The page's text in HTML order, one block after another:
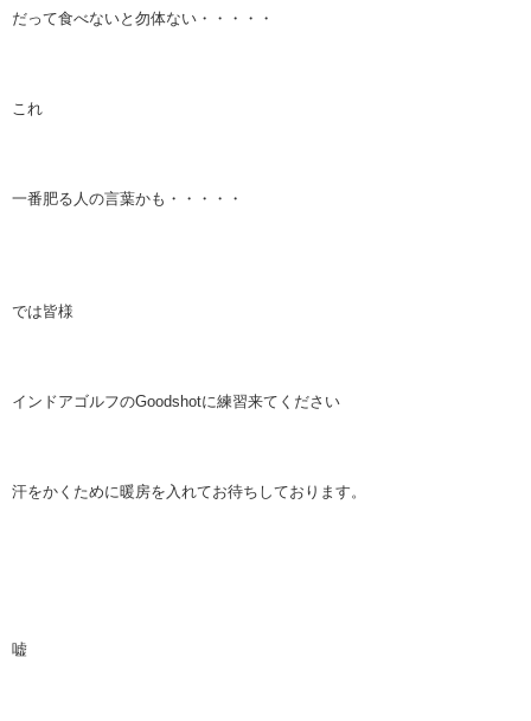
だって食べないと勿体ない・・・・・
これ
一番肥る人の言葉かも・・・・・
では皆様
インドアゴルフのGoodshotに練習来てください
汗をかくために暖房を入れてお待ちしております。
嘘